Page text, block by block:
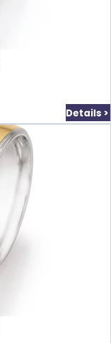
Details >